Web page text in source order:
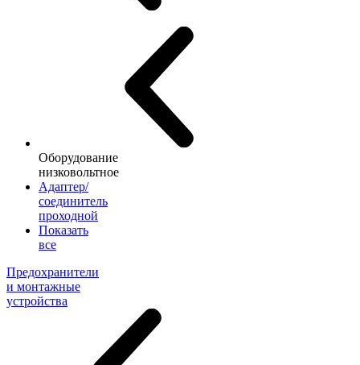
Оборудование
низковольтное
Адаптер/
соединитель
проходной
Показать
все
Предохранители
и монтажные
устройства